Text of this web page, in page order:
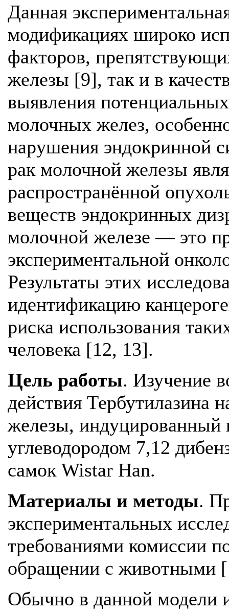
Данная
модификациях широко
факторов,
железы [9], так и в
выявления
молочных желез,
нарушения эндокринной
рак молочной железы
распространённой
веществ эндокринных
молочной железе — это
экспериментальной
Результаты этих
идентификацию
риска использования
человека [12, 13].
Цель работы. Изучение
действия Тербутилазина
железы, индуцированный
углеводородом 7,12
самок Wistar Han.
Материалы и методы.
экспериментальных
требованиями комиссии
обращении с животными
Обычно в данной модели